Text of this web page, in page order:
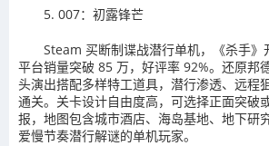
5. 007：初露锋芒
Steam 买断制谍战潜行单机，《杀手》
平台销量突破 85 万，好评率 92%。还原邦
头演出搭配多样特工道具，潜行渗透、远程
通关。关卡设计自由度高，可选择正面突破
报，地图包含城市酒店、海岛基地、地下研
爱慢节奏潜行解谜的单机玩家。